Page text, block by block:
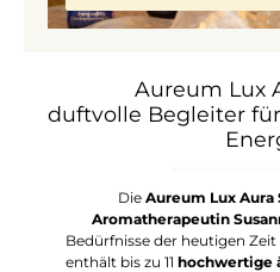
Aureum Lux
duftvolle Begleiter
Die Aureum Lux Aura
Aromatherapeutin
Bedürfnisse der heutigen
enthält bis zu 11 hochwertige